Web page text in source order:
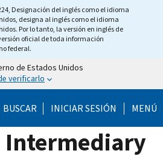
Designación del inglés como el idioma
designa al inglés como el idioma
Por lo tanto, la versión en inglés de
oficial de toda información
federal.
de Estados Unidos
verificarlo
BUSCAR INICIAR SESIÓN MENÚ